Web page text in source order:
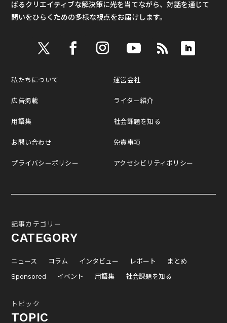
ばるクリエイティブな解決策に光を当てながら、対話を通じて
問いをひらくための多様な視点をお届けします。
私たちについて
広告掲載
用語集
お問い合わせ
プライバシーポリシー
運営会社
ライター紹介
社会課題を知る
免責事項
アクセシビリティポリシー
記事カテゴリー
CATEGORY
ニュース コラム インタビュー レポート
まとめ
Sponsored
イベント 用語集 社会課題を知る
トピック
TOPIC